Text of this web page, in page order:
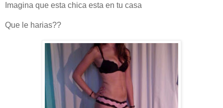
Imagina que esta chica esta en tu casa
Que le harias??